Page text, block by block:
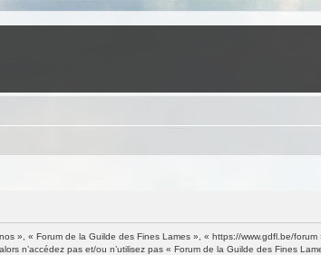
», « Forum de la Guilde des Fines Lames », « https://www.gdfl.be/
n’accédez pas et/ou n’utilisez pas « Forum de la Guilde des Fines